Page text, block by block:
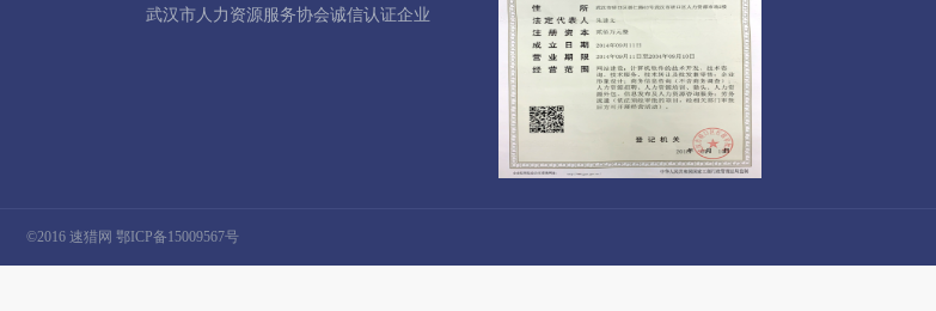
武汉市人力资源服务协会诚信认证企业
©2016 速猎网 鄂ICP备15009567号